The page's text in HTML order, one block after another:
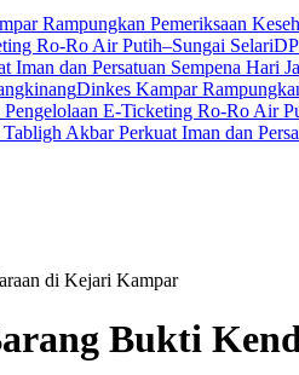
Rampungkan Pemeriksaan
Ro-Ro Air Putih–Sungai Selari
dan Persatuan Sempena Hari
Dinkes Kampar
E-Ticketing Ro-Ro Air
Akbar Perkuat Iman dan
di Kejari Kampar
Bukti